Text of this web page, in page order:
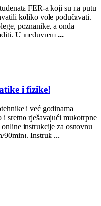
FER-a koji su na putu
koliko vole podučavati.
poznanike, a onda
U međuvrem ...
i fizike!
i već godinama
i sretno rješavajući mukotrpne
instrukcije za osnovnu
90min). Instruk ...